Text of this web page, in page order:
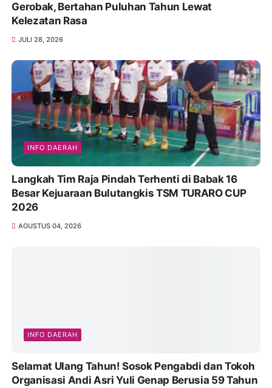
Gerobak, Bertahan Puluhan Tahun Lewat
Kelezatan Rasa
JULI 28, 2026
INFO DAERAH
Langkah Tim Raja Pindah Terhenti di Babak 16
Besar Kejuaraan Bulutangkis TSM TURARO CUP
2026
AGUSTUS 04, 2026
INFO DAERAH
Selamat Ulang Tahun! Sosok Pengabdi dan Tokoh
Organisasi Andi Asri Yuli Genap Berusia 59 Tahun